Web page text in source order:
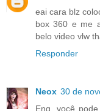
eai cara blz
box 360 e me
belo video vlw
Responder
Neox 30 de
Eng, você